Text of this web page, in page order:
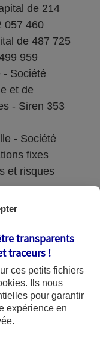
de 214
057 460
de 487 725
959
- Société
et de
- Siren 353
- Société
fixes
et risques
de l’Arche –
: - 4
- 75436
de
transparents
traceurs !
ces petits fichiers
. Ils nous
pour garantir
expérience en